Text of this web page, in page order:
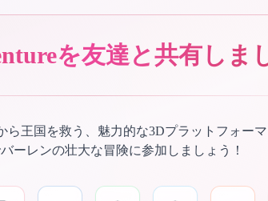
を友達と共有しま
王国を救う、魅力的な3Dプラットフォーマ
バーレンの壮大な冒険に参加しましょう！